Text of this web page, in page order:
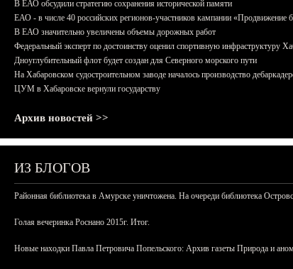
В ЕАО обсудили стратегию сохранения исторической памяти
ЕАО - в числе 40 российских регионов-участников кампании «Продвижение
В ЕАО значительно увеличены объемы дорожных работ
Федеральный эксперт по достоинству оценил спортивную инфраструктуру
Дноуглубительный флот будет создан для Северного морского пути
На Хабаровском судостроительном заводе началось производство
ЦУМ в Хабаровске вернули государству
Архив новостей >>
ИЗ БЛОГОВ
Районная библиотека в Амурске уничтожена. На очереди библиотека
Голая вечеринка Роснано 2015г. Итог.
Новые находки Павла Петровича Попельского: Архив газеты Природа и